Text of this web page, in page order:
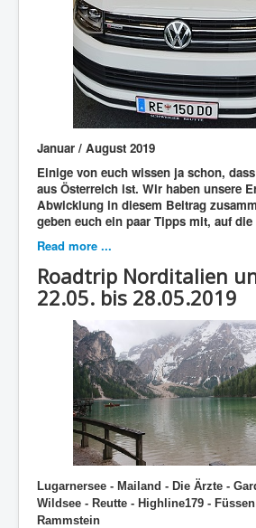
Januar / August 2019
Einige von euch wissen ja schon,
aus Österreich ist. Wir haben unsere
Abwicklung in diesem Beitrag
geben euch ein paar Tipps mit, auf
Read more ...
Roadtrip Norditalien
22.05. bis 28.05.2019
Lugarnersee - Mailand - Die Ärzte -
Wildsee - Reutte - Highline179 -
Rammstein